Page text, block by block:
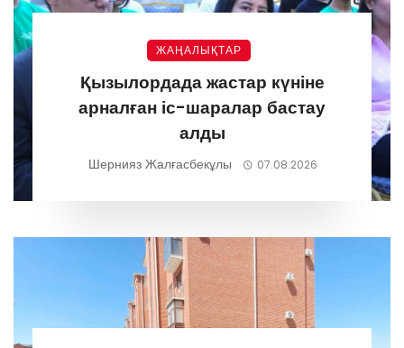
ЖАҢАЛЫҚТАР
Қызылордада жастар күніне
арналған іс-шаралар бастау
алды
Шернияз Жалғасбекұлы 07.08.2026